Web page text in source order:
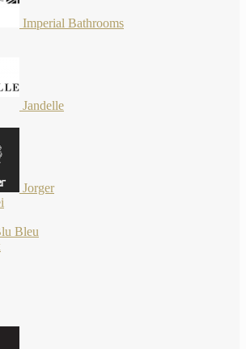
Imperial Bathrooms
Jandelle
Jorger
Bleu